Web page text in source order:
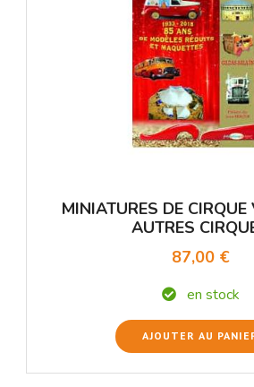
MINIATURES DE
AUTRES
87,00 €
en stock
AJOUTER AU